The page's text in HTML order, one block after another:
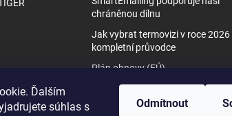
Ďalším
súhlas s
Odmítnout
chráněnou dílnu
Jak vybrat termovizi v roce 2026
kompletní průvodce
Plán obnovy (EÚ)
Tipy využití nočního vidění
Jak vybrat noční vidění